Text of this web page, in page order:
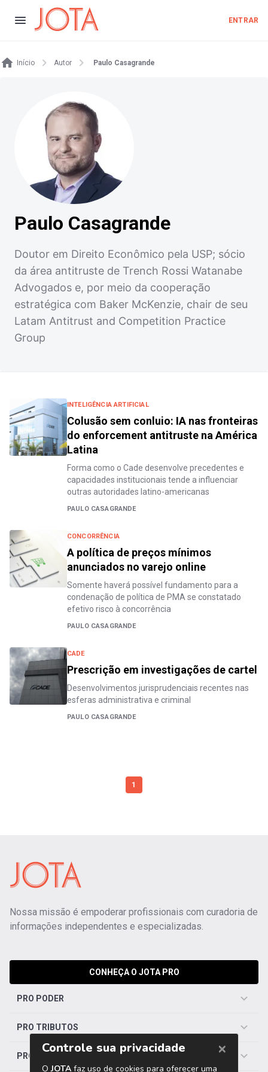
ENTRAR
Início Autor Paulo Casagrande
Paulo Casagrande
Doutor em Direito Econômico pela USP; sócio
da área antitruste de Trench Rossi Watanabe
Advogados e, por meio da cooperação
estratégica com Baker McKenzie, chair de seu
Latam Antitrust and Competition Practice
Group
INTELIGÊNCIA ARTIFICIAL
Colusão sem conluio: IA nas fronteiras
do enforcement antitruste na América
Latina
Forma como o Cade desenvolve precedentes e
capacidades institucionais tende a influenciar
outras autoridades latino-americanas
PAULO CASAGRANDE
CONCORRÊNCIA
A política de preços mínimos
anunciados no varejo online
Somente haverá possível fundamento para a
condenação de política de PMA se constatado
efetivo risco à concorrência
PAULO CASAGRANDE
CADE
Prescrição em investigações de cartel
Desenvolvimentos jurisprudenciais recentes nas
esferas administrativa e criminal
PAULO CASAGRANDE
1
Nossa missão é empoderar profissionais com curadoria de
informações independentes e especializadas.
CONHEÇA O JOTA PRO
PRO PODER
PRO TRIBUTOS
PRO TRABALHISTA